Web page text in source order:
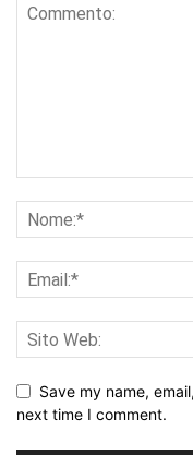
Save my name,
next time I comment.